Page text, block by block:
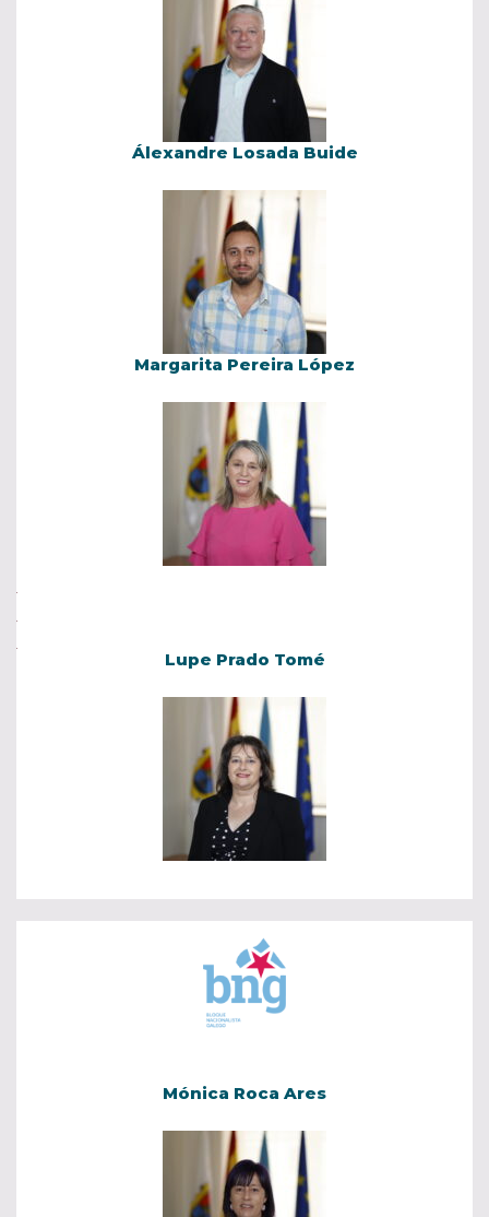
Álexandre Losada Buide
Margarita Pereira López
Lupe Prado Tomé
Mónica Roca Ares